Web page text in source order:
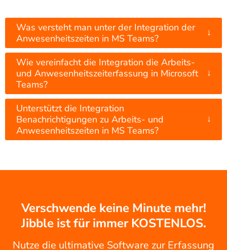
Was versteht man unter der Integration der
Anwesenheitszeiten in MS Teams?
↓
Wie vereinfacht die Integration die Arbeits-
und Anwesenheitszeiterfassung in Microsoft
Teams?
↓
Unterstützt die Integration
Benachrichtigungen zu Arbeits- und
Anwesenheitszeiten in MS Teams?
↓
Verschwende keine Minute mehr!
Jibble ist für immer KOSTENLOS.
Nutze die ultimative Software zur Erfassung